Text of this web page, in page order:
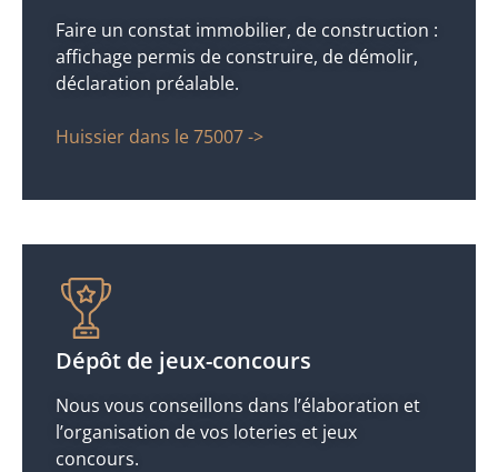
Faire un constat immobilier, de construction :
affichage permis de construire, de démolir,
déclaration préalable.
Huissier dans le 75007 ->
Dépôt de jeux-concours
Nous vous conseillons dans l’élaboration et
l’organisation de vos loteries et jeux
concours.